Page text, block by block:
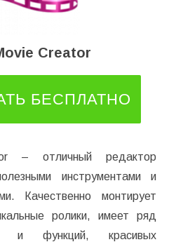
Creator
БЕСПЛАТНО
– отличный редактор
инструментами и
Качественно монтирует
ролики, имеет ряд
и функций, красивых